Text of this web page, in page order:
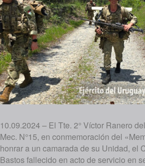
10.09.2024 – El Tte. 2° Víctor Ranero
Mec. N°15, en conmemoración del
honrar a un camarada de su Unidad, el
Bastos fallecido en acto de servicio en